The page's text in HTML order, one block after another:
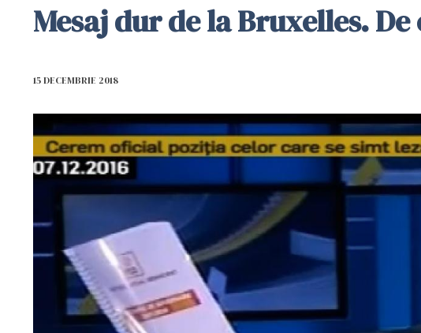
Mesaj dur de la Bruxelles.
15 DECEMBRIE 2018